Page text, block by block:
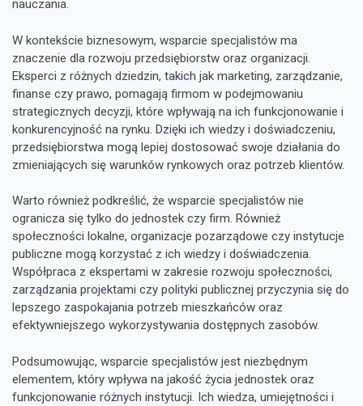
nauczania.
W kontekście biznesowym, wsparcie specjalistów ma
znaczenie dla rozwoju przedsiębiorstw oraz organizacji.
Eksperci z różnych dziedzin, takich jak marketing, zarządzanie,
finanse czy prawo, pomagają firmom w podejmowaniu
strategicznych decyzji, które wpływają na ich funkcjonowanie i
konkurencyjność na rynku. Dzięki ich wiedzy i doświadczeniu,
przedsiębiorstwa mogą lepiej dostosować swoje działania do
zmieniających się warunków rynkowych oraz potrzeb klientów.
Warto również podkreślić, że wsparcie specjalistów nie
ogranicza się tylko do jednostek czy firm. Również
społeczności lokalne, organizacje pozarządowe czy instytucje
publiczne mogą korzystać z ich wiedzy i doświadczenia.
Współpraca z ekspertami w zakresie rozwoju społeczności,
zarządzania projektami czy polityki publicznej przyczynia się do
lepszego zaspokajania potrzeb mieszkańców oraz
efektywniejszego wykorzystywania dostępnych zasobów.
Podsumowując, wsparcie specjalistów jest niezbędnym
elementem, który wpływa na jakość życia jednostek oraz
funkcjonowanie różnych instytucji. Ich wiedza, umiejętności i